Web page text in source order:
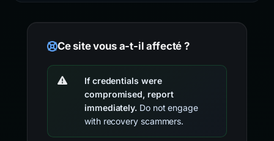
Ce site vous a-t-il affecté ?
If credentials were
compromised, report
immediately. Do not engage
with recovery scammers.